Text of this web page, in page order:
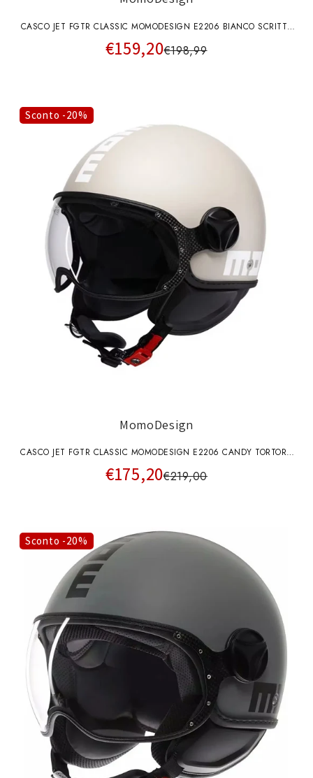
CASCO JET FGTR CLASSIC MOMODESIGN E2206 BIANCO SCRITTA
NERA
€159,20€198,99
Sconto -20%
MomoDesign
CASCO JET FGTR CLASSIC MOMODESIGN E2206 CANDY TORTORA
SCRITTA BIANCA
€175,20€219,00
Sconto -20%